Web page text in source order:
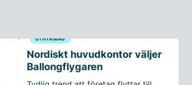
UTHYRNING
Nordiskt huvudkontor väljer
Ballongflygaren